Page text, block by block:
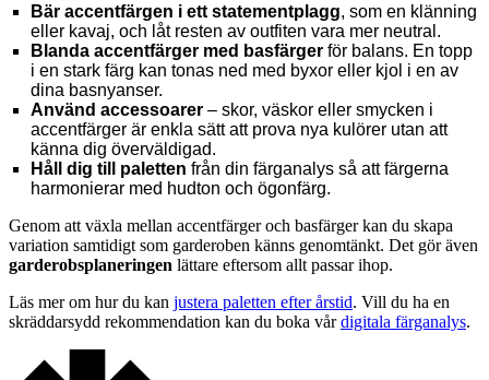
Bär accentfärgen i ett statementplagg, som en klänning
eller kavaj, och låt resten av outfiten vara mer neutral.
Blanda accentfärger med basfärger för balans. En topp
i en stark färg kan tonas ned med byxor eller kjol i en av
dina basnyanser.
Använd accessoarer – skor, väskor eller smycken i
accentfärger är enkla sätt att prova nya kulörer utan att
känna dig överväldigad.
Håll dig till paletten från din färganalys så att färgerna
harmonierar med hudton och ögonfärg.
Genom att växla mellan accentfärger och basfärger kan du skapa
variation samtidigt som garderoben känns genomtänkt. Det gör även
garderobsplaneringen lättare eftersom allt passar ihop.
Läs mer om hur du kan justera paletten efter årstid. Vill du ha en
skräddarsydd rekommendation kan du boka vårdigitala färganalys.